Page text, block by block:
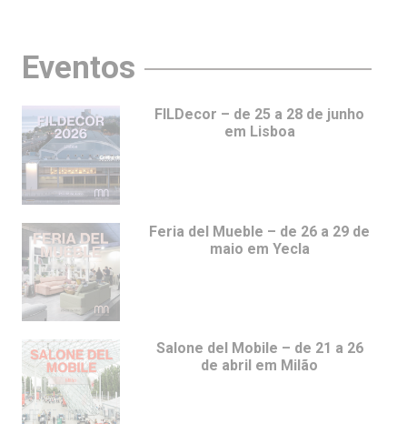
Eventos
FILDecor – de 25 a 28 de junho
em Lisboa
Feria del Mueble – de 26 a 29 de
maio em Yecla
Salone del Mobile – de 21 a 26
de abril em Milão